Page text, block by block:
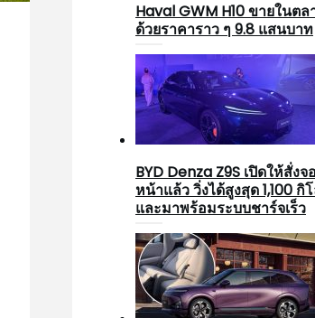
Haval GWM H10 ขายในต
ด้วยราคาราว ๆ 9.8 แสนบาท
BYD Denza Z9S เปิดให้สั่งจ
หน้าแล้ว วิ่งได้สูงสุด 1,100 กิ
และมาพร้อมระบบชาร์จเร็ว